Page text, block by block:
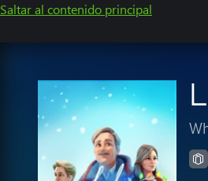
Saltar al contenido principal